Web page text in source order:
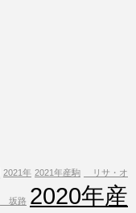
2021年 2021年産駒 リサ・オ
坂路 2020年産